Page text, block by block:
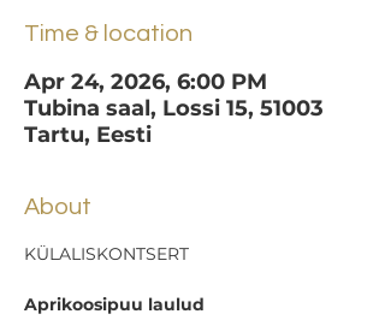
Time & location
Apr 24, 2026, 6:00 PM
Tubina saal, Lossi 15, 51003
Tartu, Eesti
About
KÜLALISKONTSERT
Aprikoosipuu laulud